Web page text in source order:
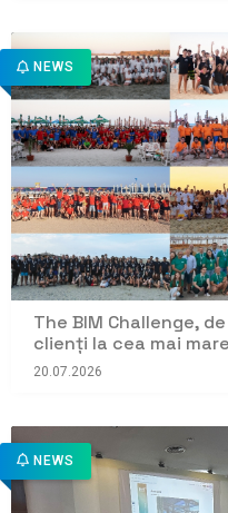
NEWS
The BIM Challenge,
clienți la cea mai
20.07.2026
NEWS